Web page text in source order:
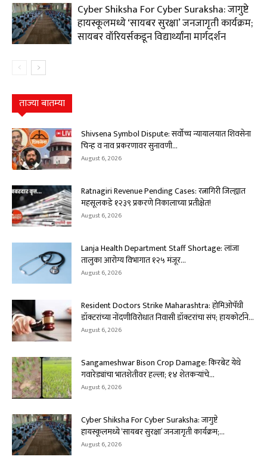
Cyber Shiksha For Cyber Suraksha: जागुष्टे
हायस्कूलमध्ये ‘सायबर सुरक्षा’ जनजागृती कार्यक्रम;
सायबर वॉरियर्सकडून विद्यार्थ्यांना मार्गदर्शन
ताज्या बातम्या
Shivsena Symbol Dispute: सर्वोच्च न्यायालयात शिवसेना
चिन्ह व नाव प्रकरणावर सुनावणी...
August 6, 2026
Ratnagiri Revenue Pending Cases: रत्नागिरी जिल्ह्यात
महसूलकडे १२३९ प्रकरणे निकालाच्या प्रतीक्षेत!
August 6, 2026
Lanja Health Department Staff Shortage: लांजा
तालुका आरोग्य विभागात १२५ मंजूर...
August 6, 2026
Resident Doctors Strike Maharashtra: होमिओपॅथी
डॉक्टरांच्या नोंदणीविरोधात निवासी डॉक्टरांचा संप; हायकोर्टाने...
August 6, 2026
Sangameshwar Bison Crop Damage: किरबेट येथे
गवारेड्यांचा भातशेतीवर हल्ला; १४ शेतकऱ्यांचे...
August 6, 2026
Cyber Shiksha For Cyber Suraksha: जागुष्टे
हायस्कूलमध्ये ‘सायबर सुरक्षा’ जनजागृती कार्यक्रम;...
August 6, 2026